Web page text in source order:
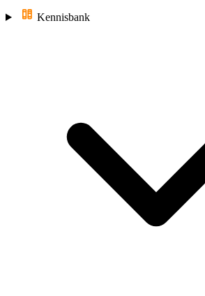
Kennisbank